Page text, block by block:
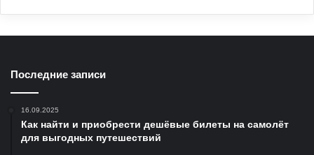
Последние записи
16.09.2025
Как найти и приобрести дешёвые билеты на самолёт
для выгодных путешествий